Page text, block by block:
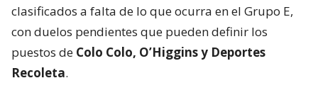
clasificados a falta de lo que ocurra en el Grupo E,
con duelos pendientes que pueden definir los
puestos de Colo Colo, O’Higgins y Deportes
Recoleta.